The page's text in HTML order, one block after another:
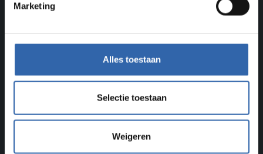
Marketing
Alles toestaan
Selectie toestaan
Weigeren